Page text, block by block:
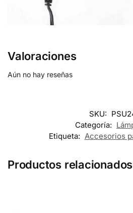
Valoraciones
Aún no hay reseñas
SKU:
Categoría:
Etiqueta: Accesorios
Productos relacionados